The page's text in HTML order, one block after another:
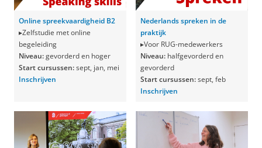
Online spreekvaardigheid B2
▸Zelfstudie met online
begeleiding
Niveau:gevorderden hoger
Start cursussen:sept, jan, mei
Inschrijven
Nederlands spreken in de
praktijk
▸Voor RUG-medewerkers
Niveau: halfgevorderd en
gevorderd
Start cursussen:sept, feb
Inschrijven